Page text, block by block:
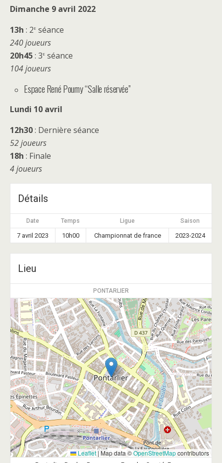
Dimanche 9 avril 2022
13h : 2e séance
240 joueurs
20h45: 3e séance
104 joueurs
Espace René Pourny “Salle réservée”
Lundi 10 avril
12h30: Dernière séance
52 joueurs
18h : Finale
4 joueurs
Détails
Date Temps Ligue Saison
7 avril 2023 10h00 Championnat de france 2023-2024
Lieu
PONTARLIER
Leaflet|Map data ©OpenStreetMapcontributors